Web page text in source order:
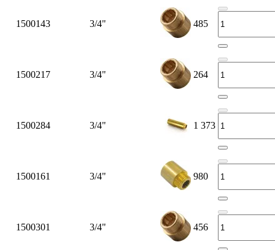
1500143 3/4" 485
1500217 3/4" 264
1500284 3/4" 1 373
1500161 3/4" 980
1500301 3/4" 456